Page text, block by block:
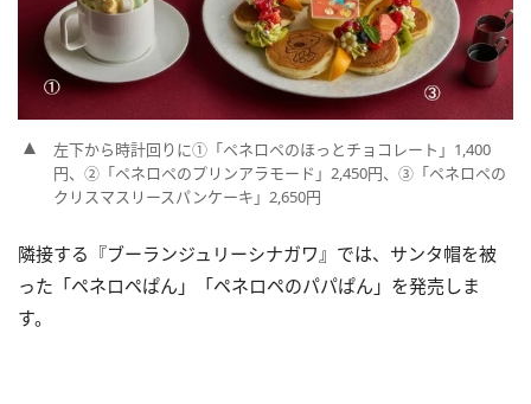
左下から時計回りに①「ペネロペのほっとチョコレート」1,400
円、②「ペネロペのプリンアラモード」2,450円、③「ペネロペの
クリスマスリースパンケーキ」2,650円
隣接する『ブーランジュリーシナガワ』では、サンタ帽を被
った「ペネロペぱん」「ペネロペのパパぱん」を発売しま
す。